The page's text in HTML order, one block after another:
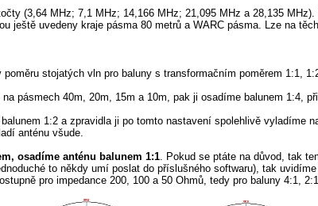
(3,64 MHz; 7,1 MHz; 14,166 MHz; 21,095 MHz a 28,135
ještě uvedeny kraje pásma 80 metrů a WARC pásma. Lze na
stojatých vln pro baluny s transformačním poměrem 1:1,
pásmech 40m, 20m, 15m a 10m, pak ji osadíme balunem 1:4,
1:2 a zpravidla ji po tomto nastavení spolehlivě
anténu všude.
osadíme anténu balunem 1:1. Pokud se ptáte na důvod, tak
to někdy umí poslat do příslušného softwaru), tak
pro impedance 200, 100 a 50 Ohmů, tedy pro baluny 4:1,